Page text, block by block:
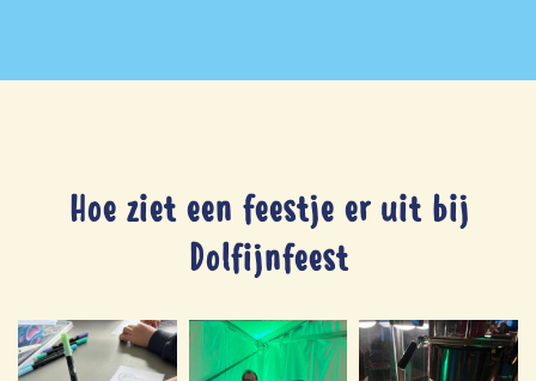
Hoe ziet een feestje er uit bij
Dolfijnfeest